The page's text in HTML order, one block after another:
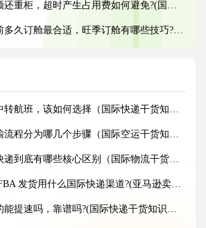
超时产生占用费如何避免?(国际海运干货知识分享)
最合适，旺季订舱有哪些技巧?(国际海运干货知识分享)
班，该如何选择（国际快递干货知识分享）
分为哪几个步骤（国际空运干货知识分享）
底有哪些核心区别（国际物流干货知识分享）
发货用什么国际快递渠道?(亚马逊卖家必看篇)
提速吗，靠谱吗?(国际快递干货知识分享)